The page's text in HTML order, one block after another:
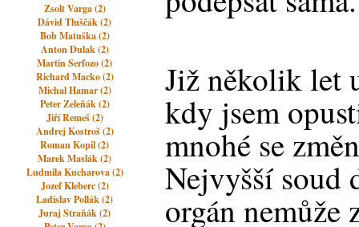
Zsolt Varga (2)
Dávid Tluščák (2)
Bob Matuška (2)
Anton Dulak (2)
Martin Serfozo (2)
Richard Macko (2)
Michal Hamar (2)
Peter Zeleňák (2)
Jiří Remeš (2)
Andrej Kostroš (2)
Roman Kopil (2)
Marek Maslák (2)
Ludmila Kucharova (2)
Jozef Kleberc (2)
Ladislav Pollák (2)
Juraj Straňák (2)
Již několik let
kdy jsem
mnohé se
Nejvyšší soud
orgán nemůže